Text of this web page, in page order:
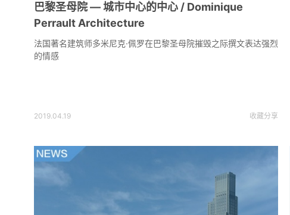
巴黎圣母院 — 城市中心的中心 / Dominique
Perrault Architecture
法国著名建筑师多米尼克·佩罗在巴黎圣母院摧毁之际撰文表达强烈
的情感
2019.04.19 收藏分享